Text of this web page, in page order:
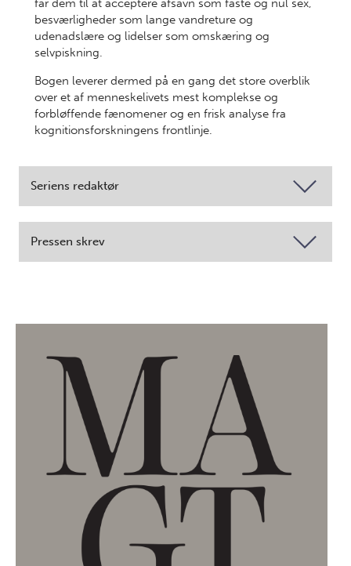
får dem til at acceptere afsavn som faste og nul sex,
besværligheder som lange vandreture og
udenadslære og lidelser som omskæring og
selvpiskning.
Bogen leverer dermed på en gang det store overblik
over et af menneskelivets mest komplekse og
forbløffende fænomener og en frisk analyse fra
kognitionsforskningens frontlinje.
Seriens redaktør
Pressen skrev